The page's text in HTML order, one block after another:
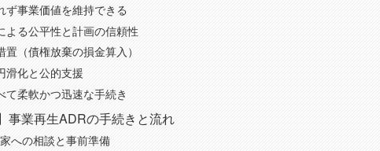
ず事業価値を維持できる
よる公平性と計画の信頼性
（債権放棄の損金算入）
滑化と公的支援
て柔軟かつ迅速な手続き
事業再生ADRの手続きと流れ
への相談と事前準備